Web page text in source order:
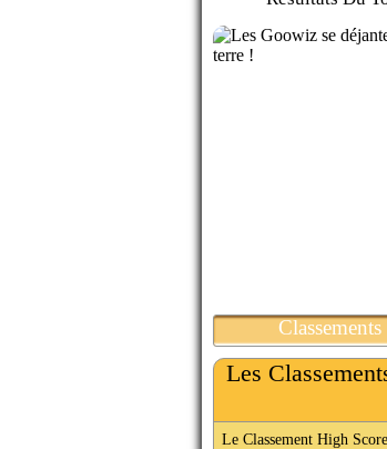
Classements
Les
Le Classement High